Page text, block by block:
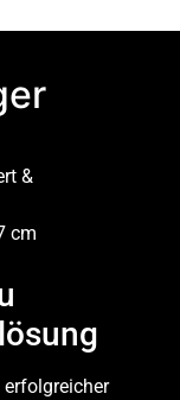
&
cm
erfolgreicher